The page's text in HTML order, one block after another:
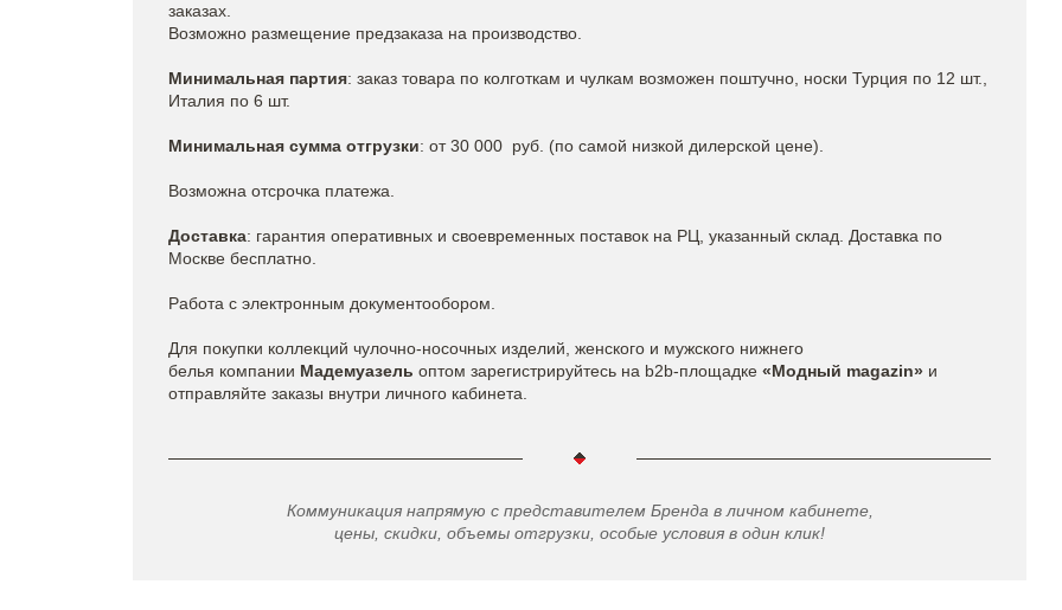
заказах.
Возможно размещение предзаказа на производство.
Минимальная партия: заказ товара по колготкам и чулкам возможен поштучно, носки Турция по 12 шт.,
Италия по 6 шт.
Минимальная сумма отгрузки: от 30 000 руб. (по самой низкой дилерской цене).
Возможна отсрочка платежа.
Доставка: гарантия оперативных и своевременных поставок на РЦ, указанный склад. Доставка по
Москве бесплатно.
Работа с электронным документообором.
Для покупки коллекций чулочно-носочных изделий, женского и мужского нижнего
белья компании Мадемуазель оптом зарегистрируйтесь на b2b-площадке «Модный magazin» и
отправляйте заказы внутри личного кабинета.
Коммуникация напрямую с представителем Бренда в личном кабинете,
цены, скидки, объемы отгрузки, особые условия в один клик!